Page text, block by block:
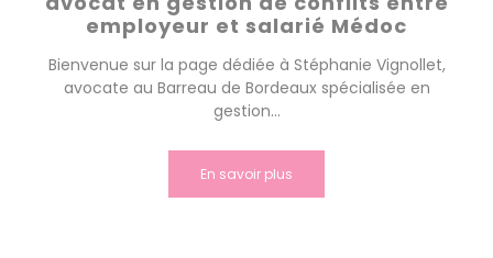
employeur et salarié Médoc
Bienvenue sur la page dédiée à Stéphanie Vignollet,
avocate au Barreau de Bordeaux spécialisée en
gestion...
En savoir plus